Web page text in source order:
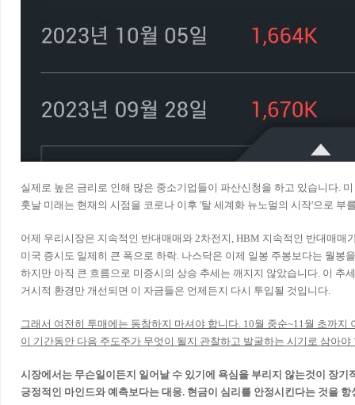
실제로 높은 금리로 인해 많은 중소기업들이 파산신청을 하고 있습니다.
훗날 미래는 현재의 시점을 코로나 이후 '탈 세계화 뉴노멀의 시작'으로 부
어제 우리시장은 지속적인 반대매매와 2차전지, HBM 지속적인 반대매매
미국 증시도 일제히 큰 폭으로 하락. 나스닥은 이제 일봉 주봉보다는 월봉
하지만 아직 큰 흐름으로 미증시의 상승 추세는 깨지지 않았습니다. 이
거시적 환경만 개선되면 이 자금들은 언제든지 다시 투입될 것입니다.
그래서 여전히 투매에는 동참하지 마셔야 합니다. 10월 중순~11월 초까
이 기간동안 다음 주도주가 무엇이 될지 관찰하고 발굴하는 시기로 삼아야
시장에서는 무슨일이든지 일어날 수 있기에 욕심을 부리지 않는것이 장기
긍정적인 마인드와 예측보다는 대응. 현금이 심리를 안정시킨다는 것을